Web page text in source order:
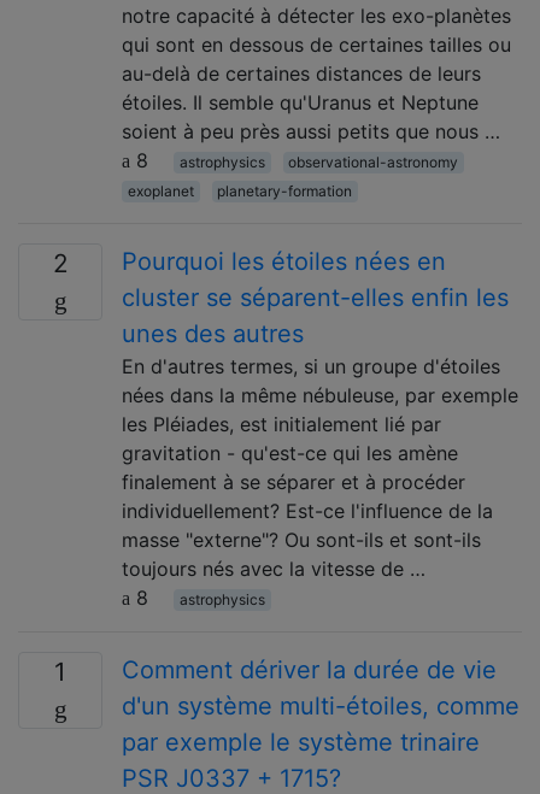
notre capacité à détecter les exo-planètes
qui sont en dessous de certaines tailles ou
au-delà de certaines distances de leurs
étoiles. Il semble qu'Uranus et Neptune
soient à peu près aussi petits que nous …
8
astrophysics
observational-astronomy
exoplanet
planetary-formation
2
Pourquoi les étoiles nées en
cluster se séparent-elles enfin les
unes des autres
En d'autres termes, si un groupe d'étoiles
nées dans la même nébuleuse, par exemple
les Pléiades, est initialement lié par
gravitation - qu'est-ce qui les amène
finalement à se séparer et à procéder
individuellement? Est-ce l'influence de la
masse "externe"? Ou sont-ils et sont-ils
toujours nés avec la vitesse de …
8
astrophysics
1
Comment dériver la durée de vie
d'un système multi-étoiles, comme
par exemple le système trinaire
PSR J0337 + 1715?